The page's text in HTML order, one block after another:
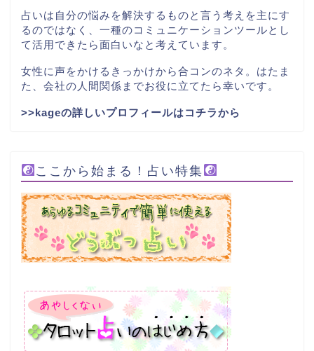
占いは自分の悩みを解決するものと言う考えを主にす
るのではなく、一種のコミュニケーションツールとし
て活用できたら面白いなと考えています。
女性に声をかけるきっかけから合コンのネタ。はたま
た、会社の人間関係までお役に立てたら幸いです。
>>kageの詳しいプロフィールはコチラから
ここから始まる！占い特集